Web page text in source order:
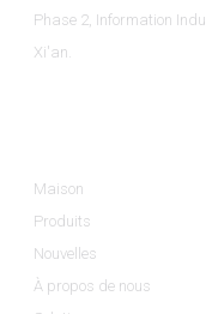
Phase 2, Information
Xi'an.
Maison
Produits
Nouvelles
À propos de nous